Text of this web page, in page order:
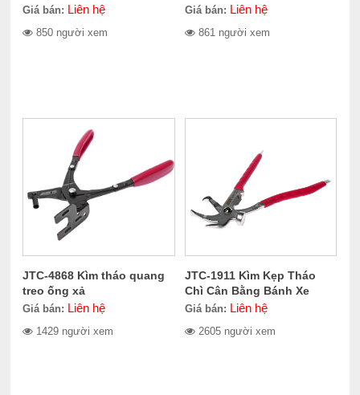
Giá bán: Liên hệ
850 người xem
Giá bán: Liên hệ
861 người xem
JTC-4868 Kìm tháo quang
treo ống xả
Giá bán: Liên hệ
1429 người xem
JTC-1911 Kìm Kẹp Tháo
Chì Cân Bằng Bánh Xe
Giá bán: Liên hệ
2605 người xem